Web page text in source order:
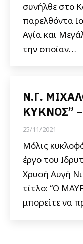
συνήλθε στο
παρελθόντα
Αγία και
την οποίαν…
Ν.Γ.
ΚΥΚΝΟΣ”
25/11/2021
Μόλις
έργο του
Χρυσή Αυγή
τίτλο: “Ο
μπορείτε να